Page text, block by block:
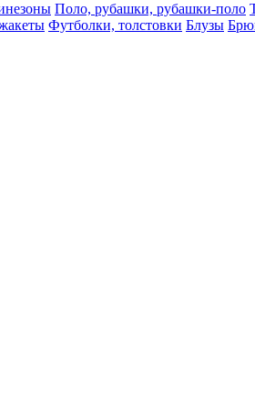
Поло, рубашки, рубашки-поло
Футболки, толстовки Блузы